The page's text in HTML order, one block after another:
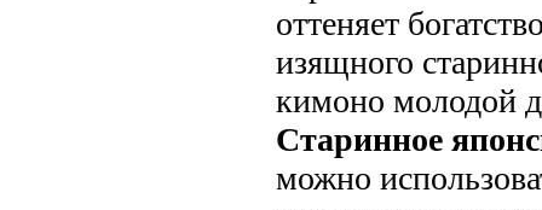
оттеняет
изящного
кимоно молодой
Старинное
можно